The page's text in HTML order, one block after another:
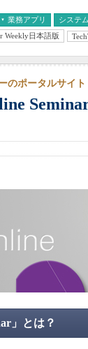
業務アプリ システ
IT 医療IT
Weekly日本語版
のポータルサイト
」とは？